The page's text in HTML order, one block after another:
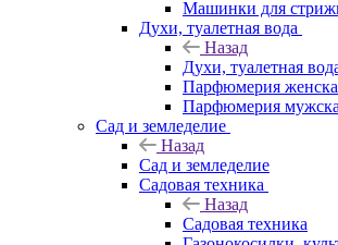
Машинки для
Духи, туалетная вода
Назад
Духи, туалетная
Парфюмерия
Парфюмерия
Сад и земледелие
Назад
Сад и земледелие
Садовая техника
Назад
Садовая техника